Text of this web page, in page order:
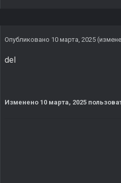
Опубликовано 10 марта, 2025
del
Изменено 10 марта, 2025